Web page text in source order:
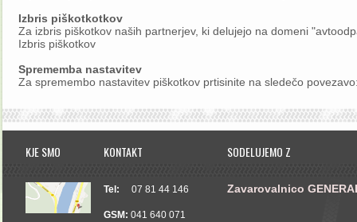
Izbris piškotkotkov
Za izbris piškotkov naših partnerjev, ki delujejo na domeni
Izbris piškotkov
Sprememba nastavitev
Za spremembo nastavitev piškotkov prtisinite na sledečo
KJE SMO KONTAKT SODELUJEMO Z
Tel: 07 81 44 146
GSM: 041 640 071
Zavarovalnico